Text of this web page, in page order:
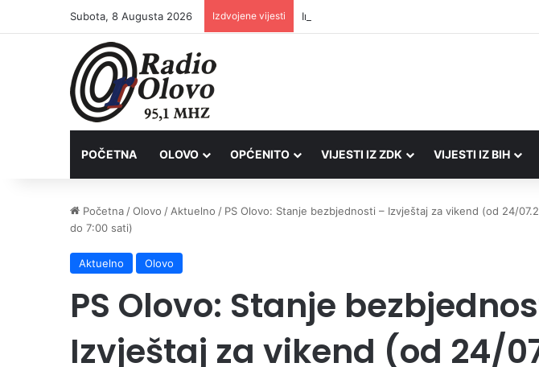
Subota, 8 Augusta 2026 Izdvojene vijesti Inspektori Porezne uprave FBiH na području
POČETNA OLOVO OPĆENITO VIJESTI IZ ZDK VIJESTI IZ BIH
Početna /Olovo / Aktuelno / PS Olovo: Stanje bezbjednosti – Izvještaj za vikend (od 24/
do 7:00 sati)
Aktuelno Olovo
PS Olovo: Stanje
Izvještaj za vikend (od 24/